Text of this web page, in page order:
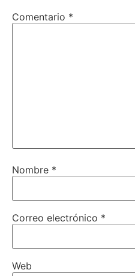
Comentario *
Nombre *
Correo electrónico *
Web